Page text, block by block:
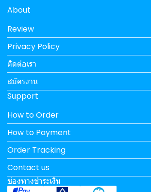
About
Review
Privacy Policy
ติดต่อเรา
สมัครงาน
Support
How to Order
How to Payment
Order Tracking
Contact us
ช่องทางชำระเงิน